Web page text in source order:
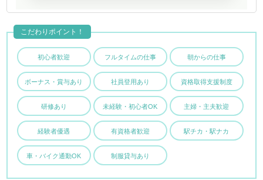
初心者歓迎 フルタイムの仕事 朝からの仕事
ボーナス・賞与あり 社員登用あり 資格取得支援制度
研修あり 未経験・初心者OK 主婦・主夫歓迎
経験者優遇 有資格者歓迎 駅チカ・駅ナカ
車・バイク通勤OK 制服貸与あり
こだわりポイント！